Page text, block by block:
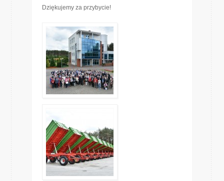
Dziękujemy za przybycie!